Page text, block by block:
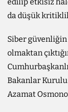
da düşük
Siber
olmaktan
Bakanlar Kurulu
Azamat